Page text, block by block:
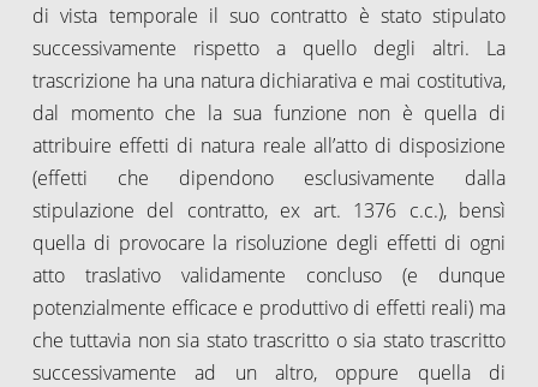
di vista temporale il suo contratto è stato stipulato
successivamente rispetto a quello degli altri. La
trascrizione ha una natura dichiarativa e mai costitutiva,
dal momento che la sua funzione non è quella di
attribuire effetti di natura reale all’atto di disposizione
(effetti che dipendono esclusivamente dalla
stipulazione del contratto, ex art. 1376 c.c.), bensì
quella di provocare la risoluzione degli effetti di ogni
atto traslativo validamente concluso (e dunque
potenzialmente efficace e produttivo di effetti reali) ma
che tuttavia non sia stato trascritto o sia stato trascritto
successivamente ad un altro, oppure quella di